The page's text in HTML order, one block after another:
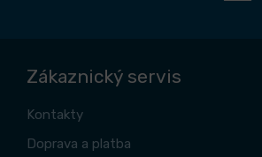
Zákaznický servis
Kontakty
Doprava a platba